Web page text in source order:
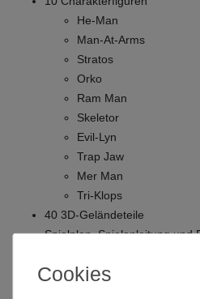
He-Man
Man-At-Arms
Stratos
Orko
Ram Man
Skeletor
Evil-Lyn
Trap Jaw
Mer Man
Tri-Klops
40 3D-Geländeteile
Spielplan, Spielanleitung und
227 Karten und 108
Cookies